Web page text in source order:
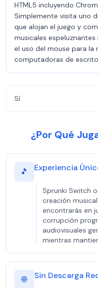
HTML5 incluyendo
Simplemente visita uno
que alojan el juego y
musicales
el uso del mouse para la
computadoras de
Sí
¿Por Qué
🎵 Experiencia
Sprunki Switch
creación
encontrarás en
corrupción
audiovisuales
mientras
🌐 Sin Descarga